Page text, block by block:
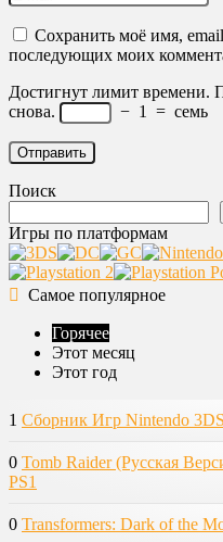
Сохранить моё имя, email
последующих моих
Достигнут лимит времени.
снова.
− 1 = семь
Поиск
Игры по платформам
Самое популярное
Горячее
Этот месяц
Этот год
1 Сборник Игр Nintendo
0 Tomb Raider (Русская
PS1
0 Transformers: Dark of the